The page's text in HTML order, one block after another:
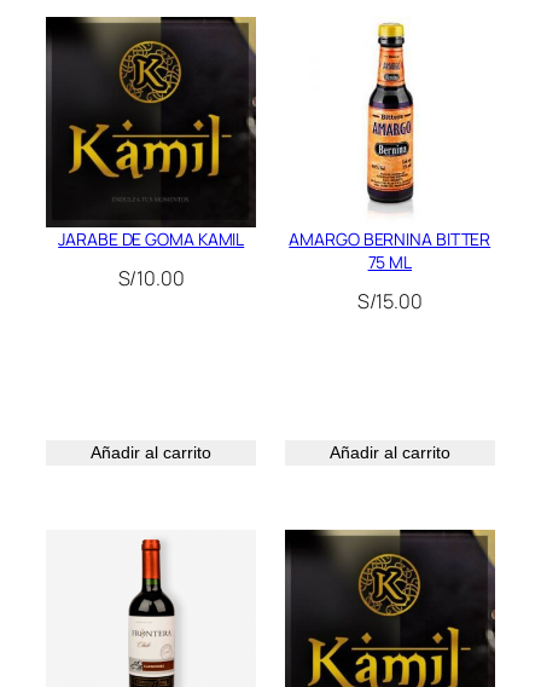
popularidad
JARABE DE GOMA KAMIL
S/10.00
Añadir al carrito
AMARGO BERNINA BITTER
75 ML
S/15.00
Añadir al carrito